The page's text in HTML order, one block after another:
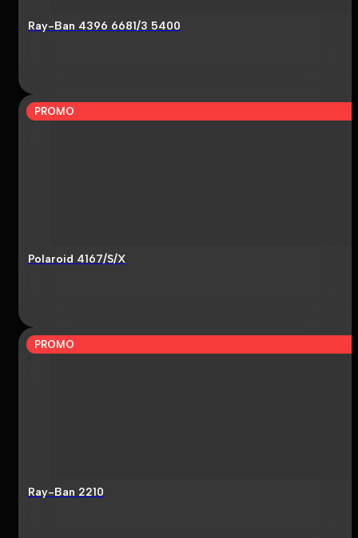
Ray-Ban 4396 6681/3 5400
PROMO
Polaroid 4167/S/X
PROMO
Ray-Ban 2210